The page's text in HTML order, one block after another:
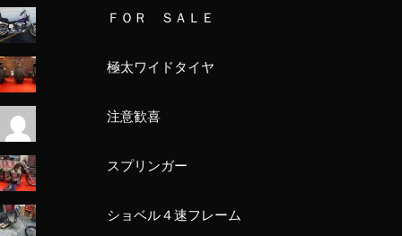
ＦＯＲ ＳＡＬＥ
極太ワイドタイヤ
注意歓喜
スプリンガー
ショベル４速フレーム